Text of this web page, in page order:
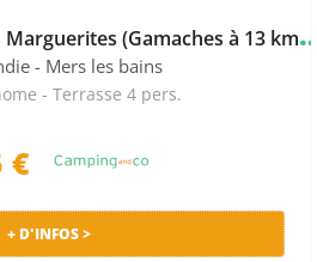
soirée, des visites guidées en
telles qu’un
géant. Pour en trouver un
il vous sera possible de jongler
longent la côte, vous trouverez
amping Domaine Les
- Mers les bains
- Terrasse 4 pers.
€
+ D'INFOS >